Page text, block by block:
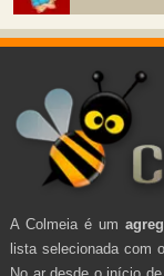
A Colmeia é um
lista selecionada com